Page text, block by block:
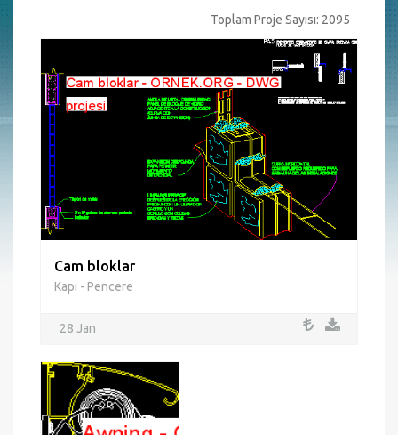
Toplam Proje Sayısı: 2095
Cam bloklar
Kapı - Pencere
28 Jan